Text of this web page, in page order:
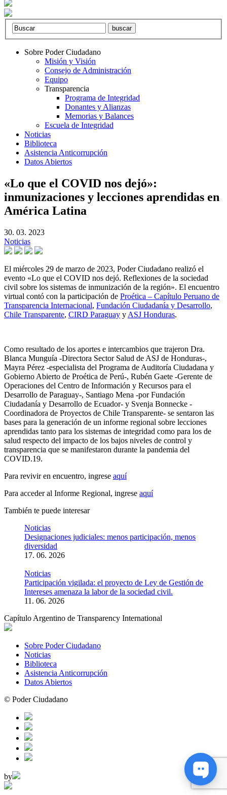
Sobre Poder Ciudadano
Misión y Visión
Consejo de Administración
Equipo
Transparencia
Programa de Integridad
Donantes y Alianzas
Memorias y Balances
Escuela de Integridad
Noticias
Biblioteca
Asistencia Anticorrupción
Datos Abiertos
«Lo que el COVID nos dejó»:
inmunizaciones y lecciones aprendidas en
América Latina
30. 03. 2023
Noticias
El miércoles 29 de marzo de 2023, Poder Ciudadano realizó el
evento «Lo que el COVID nos dejó. Reflexiones de la sociedad
civil sobre los sistemas de inmunización de la región». El encuentro
virtual contó con la participación de Proética – Capítulo Peruano de
Transparencia Internacional, Fundación Ciudadanía y Desarrollo,
Chile Transparente, CIRD Paraguay y ASJ Honduras.
Como resultado de los aportes e intercambios que trajeron Dra.
Blanca Munguía -Directora Sector Salud de ASJ de Honduras-,
Mayra Pérez -especialista del Programa de Auditoría Ciudadana y
Gobierno Abierto de Proética de Perú-, Rubén Gaete -Gerente de
Operaciones del Centro de Información y Recursos para el
Desarrollo de Paraguay-, Santiago Mena -por Fundación
Ciudadanía y Desarrollo de Ecuador- y Svenja Bonnecke -
Coordinadora de Proyectos de Chile Transparente- se sentaron las
bases para la generación de un informe regional sobre lecciones
aprendidas tanto para los sistemas de integridad como para los de
salud respecto del impacto de los bajos niveles de control y
transparencia que se manifestaron durante la pandemia del
COVID.19.
Para revivir en encuentro, ingrese aquí
Para acceder al Informe Regional, ingrese aquí
También te puede interesar
Noticias
Designaciones judiciales: menos participación, menos
diversidad
17. 06. 2026
Noticias
Participación vigilada: el proyecto de Ley de Gestión de
Intereses amenaza la labor de la sociedad civil.
11. 06. 2026
Capítulo Argentino de Transparency International
Sobre Poder Ciudadano
Noticias
Biblioteca
Asistencia Anticorrupción
Datos Abiertos
© Poder Ciudadano
by